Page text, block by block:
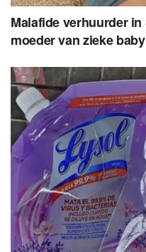
Malafide verhuurder
moeder van zieke